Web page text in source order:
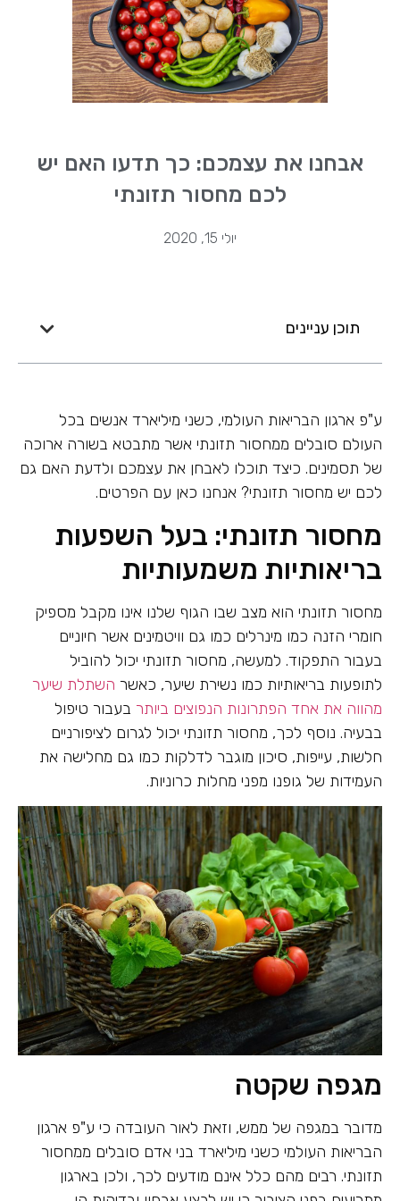
אבחנו את עצמכם: כך תדעו האם יש
לכם מחסור תזונתי
יולי 15, 2020
תוכן עניינים
ע"פ ארגון הבריאות העולמי, כשני מיליארד אנשים בכל
העולם סובלים ממחסור תזונתי אשר מתבטא בשורה ארוכה
של תסמינים. כיצד תוכלו לאבחן את עצמכם ולדעת האם גם
לכם יש מחסור תזונתי? אנחנו כאן עם הפרטים.
מחסור תזונתי: בעל השפעות
בריאותיות משמעותיות
מחסור תזונתי הוא מצב שבו הגוף שלנו אינו מקבל מספיק
חומרי הזנה כמו מינרלים כמו גם וויטמינים אשר חיוניים
בעבור התפקוד. למעשה, מחסור תזונתי יכול להוביל
לתופעות בריאותיות כמו נשירת שיער, כאשר השתלת שיער
מהווה את אחד הפתרונות הנפוצים ביותר בעבור טיפול
בבעיה. נוסף לכך, מחסור תזונתי יכול לגרום לציפורניים
חלשות, עייפות, סיכון מוגבר לדלקות כמו גם מחלישה את
העמידות של גופנו מפני מחלות כרוניות.
מגפה שקטה
מדובר במגפה של ממש, וזאת לאור העובדה כי ע"פ ארגון
הבריאות העולמי כשני מיליארד בני אדם סובלים ממחסור
תזונתי. רבים מהם כלל אינם מודעים לכך, ולכן בארגון